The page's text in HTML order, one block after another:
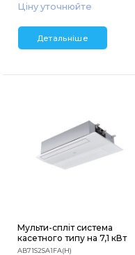
Ціну уточнюйте
Детальніше
Мульти-спліт система
касетного типу на 7,1 кВт
AB71S2SA1FA(H)